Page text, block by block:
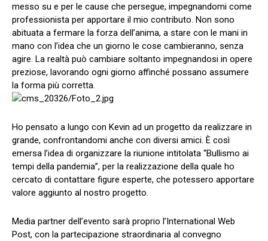
messo su e per le cause che persegue, impegnandomi come
professionista per apportare il mio contributo. Non sono
abituata a fermare la forza dell’anima, a stare con le mani in
mano con l’idea che un giorno le cose cambieranno, senza
agire. La realtà può cambiare soltanto impegnandosi in opere
preziose, lavorando ogni giorno affinché possano assumere
la forma più corretta.
Ho pensato a lungo con Kevin ad un progetto da realizzare in
grande, confrontandomi anche con diversi amici. È così
emersa l’idea di organizzare la riunione intitolata “Bullismo ai
tempi della pandemia”, per la realizzazione della quale ho
cercato di contattare figure esperte, che potessero apportare
valore aggiunto al nostro progetto.
Media partner dell’evento sarà proprio l’International Web
Post, con la partecipazione straordinaria al convegno